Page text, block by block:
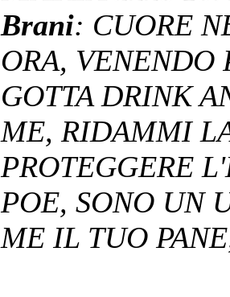
Brani: CUORE
ORA, VENENDO
GOTTA DRINK
ME, RIDAMMI
PROTEGGERE
POE, SONO UN
ME IL TUO